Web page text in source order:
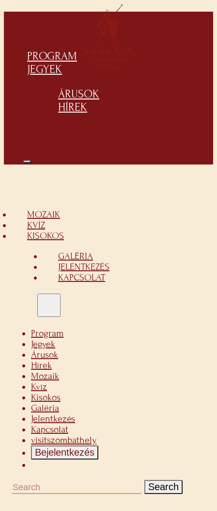
PROGRAM
JEGYEK
ÁRUSOK
HÍREK
MOZAIK
KVÍZ
KISOKOS
GALÉRIA
JELENTKEZÉS
KAPCSOLAT
Program
Jegyek
Árusok
Hírek
Mozaik
Kvíz
Kisokos
Galéria
Jelentkezés
Kapcsolat
visitszombathely
Bejelentkezés
Search